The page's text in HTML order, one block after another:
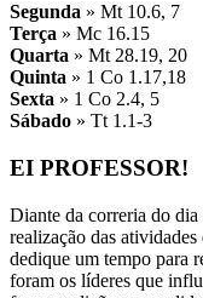
Segunda » Mt 10.6, 7
Terça » Mc 16.15
Quarta » Mt 28.19, 20
Quinta » 1 Co 1.17,18
Sexta » 1 Co 2.4, 5
Sábado » Tt 1.1-3
EI PROFESSOR!
Diante da correria do dia
realização das
dedique um tempo para
foram os líderes que